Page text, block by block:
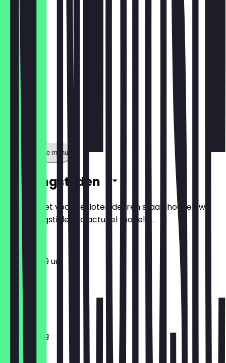
€ 23,95
Toon volledige menu
Openingstijden
Zodat je niet voor gesloten deuren staat, houden we
de openingstijden zo actueel mogelijk.
11:30 - 23:59 uur
Dinsdag
Woensdag
Donderdag
Zaterdag